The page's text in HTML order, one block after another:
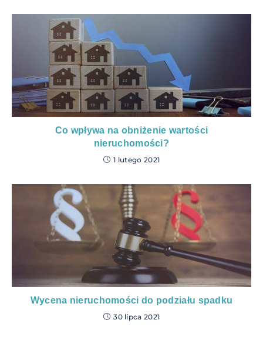
Co wpływa na obniżenie wartości
nieruchomości?
1 lutego 2021
Wycena nieruchomości do podziału spadku
30 lipca 2021